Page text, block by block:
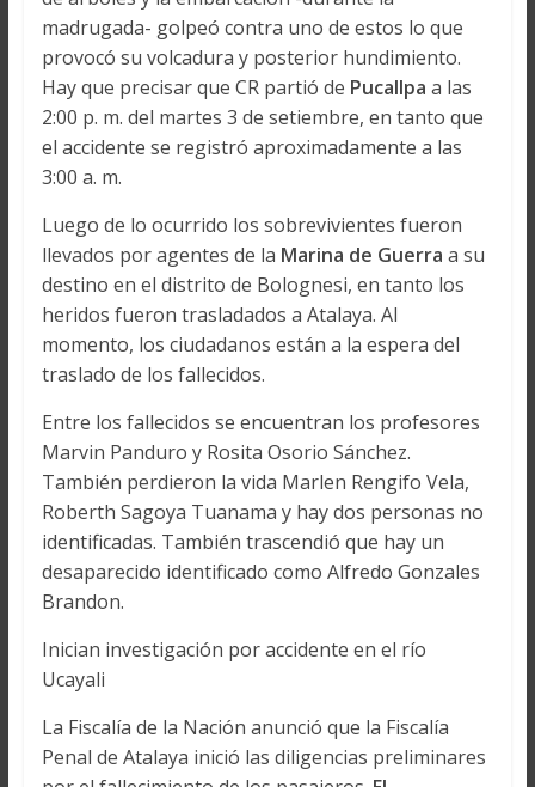
madrugada- golpeó contra uno de estos lo que
provocó su volcadura y posterior hundimiento.
Hay que precisar que CR partió de Pucallpa a las
2:00 p. m. del martes 3 de setiembre, en tanto que
el accidente se registró aproximadamente a las
3:00 a. m.
Luego de lo ocurrido los sobrevivientes fueron
llevados por agentes de la Marina de Guerra a su
destino en el distrito de Bolognesi, en tanto los
heridos fueron trasladados a Atalaya. Al
momento, los ciudadanos están a la espera del
traslado de los fallecidos.
Entre los fallecidos se encuentran los profesores
Marvin Panduro y Rosita Osorio Sánchez.
También perdieron la vida Marlen Rengifo Vela,
Roberth Sagoya Tuanama y hay dos personas no
identificadas. También trascendió que hay un
desaparecido identificado como Alfredo Gonzales
Brandon.
Inician investigación por accidente en el río
Ucayali
La Fiscalía de la Nación anunció que la Fiscalía
Penal de Atalaya inició las diligencias preliminares